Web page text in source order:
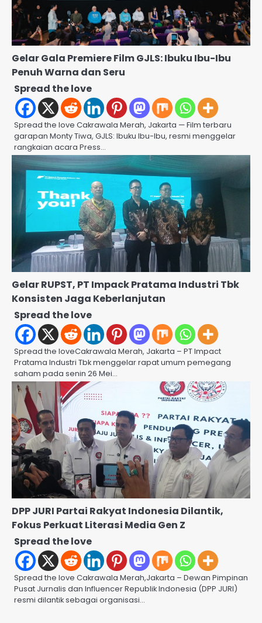
Gelar Gala Premiere Film GJLS: Ibuku Ibu-Ibu
Penuh Warna dan Seru
Spread the love
Spread the love Cakrawala Merah, Jakarta — Film terbaru
garapan Monty Tiwa, GJLS: Ibuku Ibu-Ibu, resmi menggelar
rangkaian acara Press…
Gelar RUPST, PT Impack Pratama Industri Tbk
Konsisten Jaga Keberlanjutan
Spread the love
Spread the loveCakrawala Merah, Jakarta – PT Impact
Pratama Industri Tbk menggelar rapat umum pemegang
saham pada senin 26 Mei…
DPP JURI Partai Rakyat Indonesia Dilantik,
Fokus Perkuat Literasi Media Gen Z
Spread the love
Spread the love Cakrawala Merah,Jakarta – Dewan Pimpinan
Pusat Jurnalis dan Influencer Republik Indonesia (DPP JURI)
resmi dilantik sebagai organisasi…